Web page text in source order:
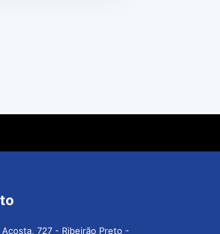
Acosta, 727 - Ribeirão Preto -